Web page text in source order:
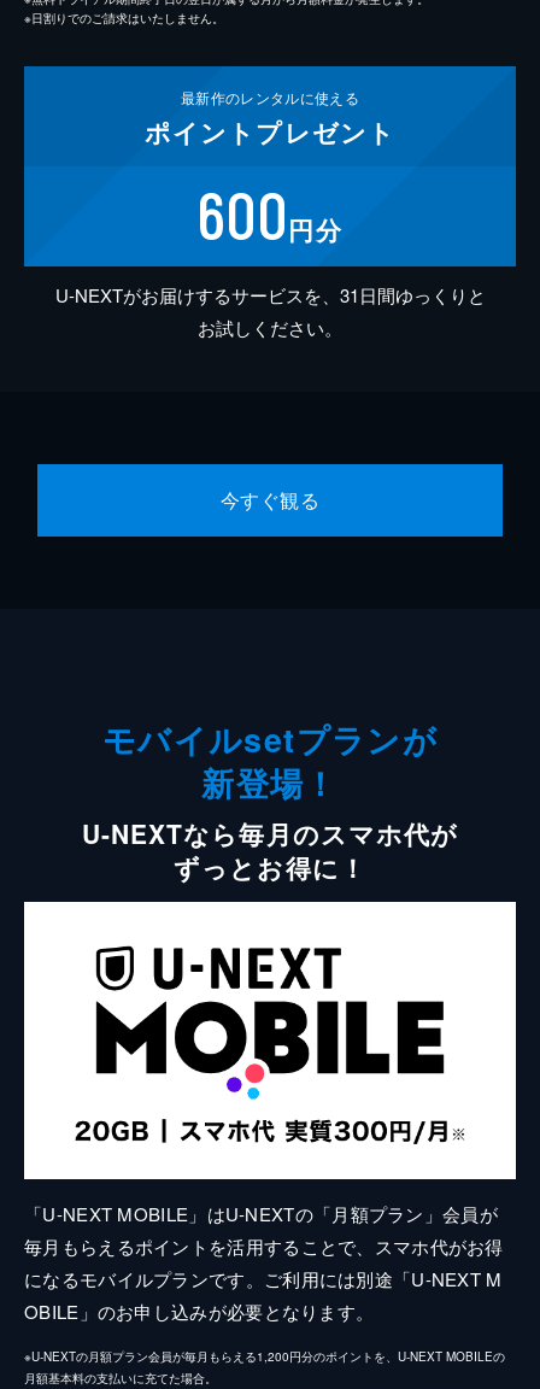
※日割りでのご請求はいたしません。
最新作のレンタルに使える
ポイント プレゼント
600円分
U-NEXTがお届けするサービスを、31日間ゆっくりと
お試しください。
今すぐ観る
モバイルsetプランが
新登場！
U-NEXTなら毎月のスマホ代が
ずっとお得に！
「U-NEXT MOBILE」はU-NEXTの「月額プラン」会員が
毎月もらえるポイントを活用することで、スマホ代がお得
になるモバイルプランです。ご利用には別途「U-NEXT M
OBILE」のお申し込みが必要となります。
※U-NEXTの月額プラン会員が毎月もらえる1,200円分のポイントを、U-NEXT MOBILEの
月額基本料の支払いに充てた場合。